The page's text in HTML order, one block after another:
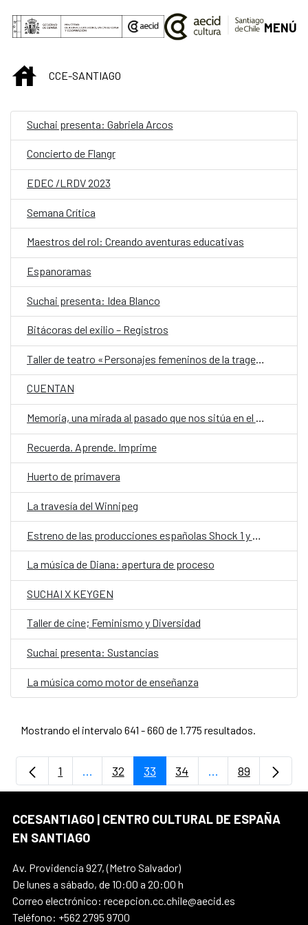
Saltar al contenido principal
MENÚ
INICIOCCE-SANTIAGO
Suchai presenta: Gabriela Arcos
Concierto de Flangr
EDEC /LRDV 2023
Semana Crítica
Maestros del rol: Creando aventuras educativas
Espanoramas
Suchai presenta: Idea Blanco
Bitácoras del exilio – Registros
Taller de teatro «Personajes femeninos de la tragedia griega, hoy.»
CUENTAN
Memoria, una mirada al pasado que nos sitúa en el presente
Recuerda. Aprende. Imprime
Huerto de primavera
La travesía del Winnipeg
La música de Diana: apertura de proceso
SUCHAI X KEYGEN
Taller de cine; Feminismo y Diversidad
Suchai presenta: Sustancias
La música como motor de enseñanza
Mostrando el intervalo 641 - 660 de 1.775 resultados.
Página
1 ...Páginas intermedias Use TAB para
Página
32 Página
33 Página
34 ...PáginasPágina
89
CCESANTIAGO | CENTRO CULTURAL DE ESPAÑA
EN SANTIAGO
Av. Providencia 927, (Metro Salvador)
De lunes a sábado, de 10:00 a 20:00 h
Correo electrónico: recepcion.cc.chile@aecid.es
Teléfono: +562 2795 9700